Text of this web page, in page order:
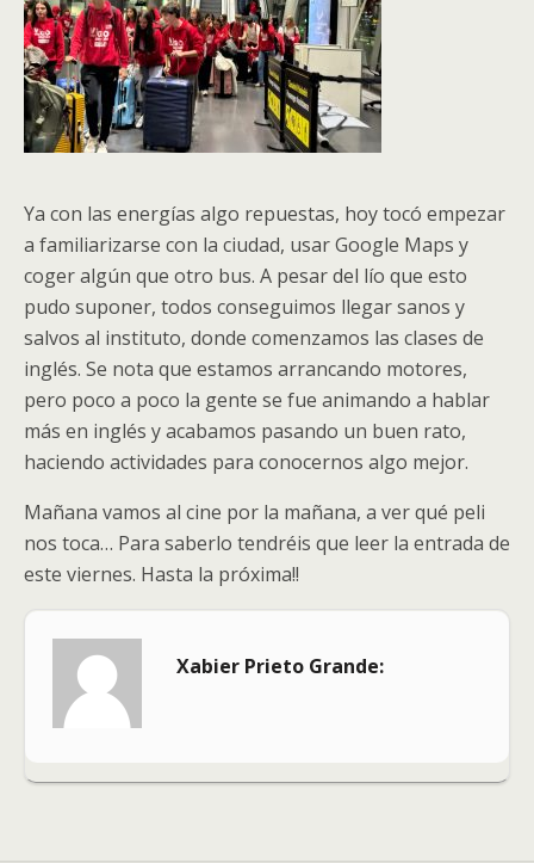
Ya con las energías algo repuestas, hoy tocó empezar
a familiarizarse con la ciudad, usar Google Maps y
coger algún que otro bus. A pesar del lío que esto
pudo suponer, todos conseguimos llegar sanos y
salvos al instituto, donde comenzamos las clases de
inglés. Se nota que estamos arrancando motores,
pero poco a poco la gente se fue animando a hablar
más en inglés y acabamos pasando un buen rato,
haciendo actividades para conocernos algo mejor.
Mañana vamos al cine por la mañana, a ver qué peli
nos toca… Para saberlo tendréis que leer la entrada de
este viernes. Hasta la próxima!!
Xabier Prieto Grande: